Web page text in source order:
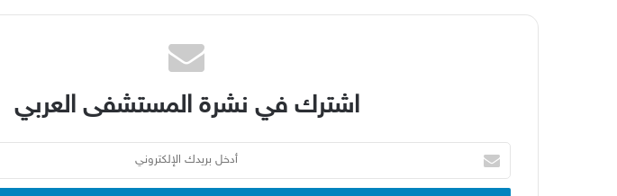
اشترك في نشرة المستشفى العربي
بريدك
الإلكتروني